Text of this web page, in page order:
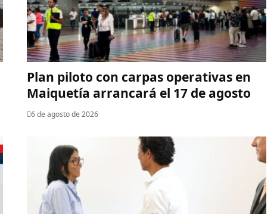
Plan piloto con carpas operativas en
Maiquetía arrancará el 17 de agosto
6 de agosto de 2026